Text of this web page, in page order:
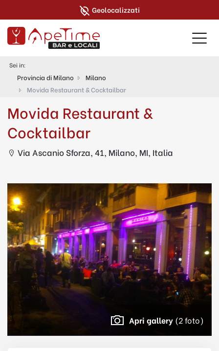
Geolocalizzati
Sei in:
Provincia di Milano
Milano
Movida Restaurant & Cocktailbar
Movida Restaurant &
Cocktailbar
Via Ascanio Sforza, 41, Milano, MI, Italia
Apri gallery (2 foto)